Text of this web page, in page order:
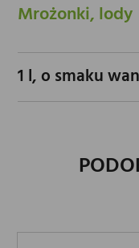
Mrożonki, lody
1 l, o smaku